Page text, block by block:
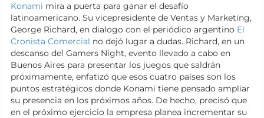
Konami mira a puerta para ganar el desafío
latinoamericano. Su vicepresidente de Ventas y Marketing,
George Richard, en dialogo con el periódico argentino El
Cronista Comercial no dejó lugar a dudas. Richard, en un
descanso del Gamers Night, evento llevado a cabo en
Buenos Aires para presentar los juegos que saldrán
próximamente, enfatizó que esos cuatro países son los
puntos estratégicos donde Konami tiene pensado ampliar
su presencia en los próximos años. De hecho, precisó que
en el próximo ejercicio la empresa planea incrementar su